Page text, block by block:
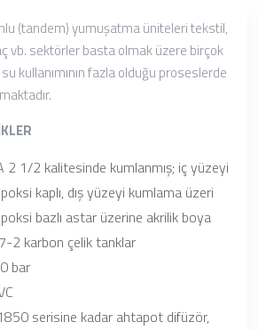
(tandem) yumuşatma üniteleri tekstil,
vb. sektörler basta olmak üzere birçok
kullanımının fazla olduğu proseslerde
2 1/2 kalitesinde kumlanmış; iç yüzeyi
kaplı, dış yüzeyi kumlama üzeri
bazlı astar üzerine akrilik boya
2 karbon çelik tanklar
bar
1850 serisine kadar ahtapot difüzör,